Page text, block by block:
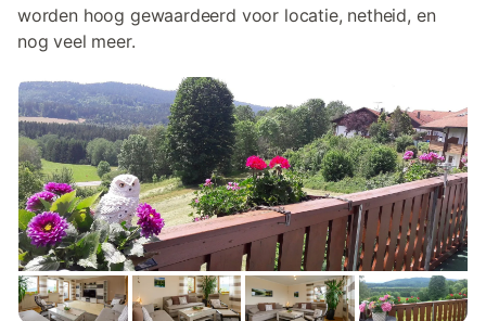
worden hoog gewaardeerd voor locatie, netheid, en
nog veel meer.